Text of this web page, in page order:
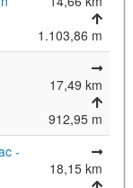
1.103,86 m
17,49 km
912,95 m
-
18,15 km